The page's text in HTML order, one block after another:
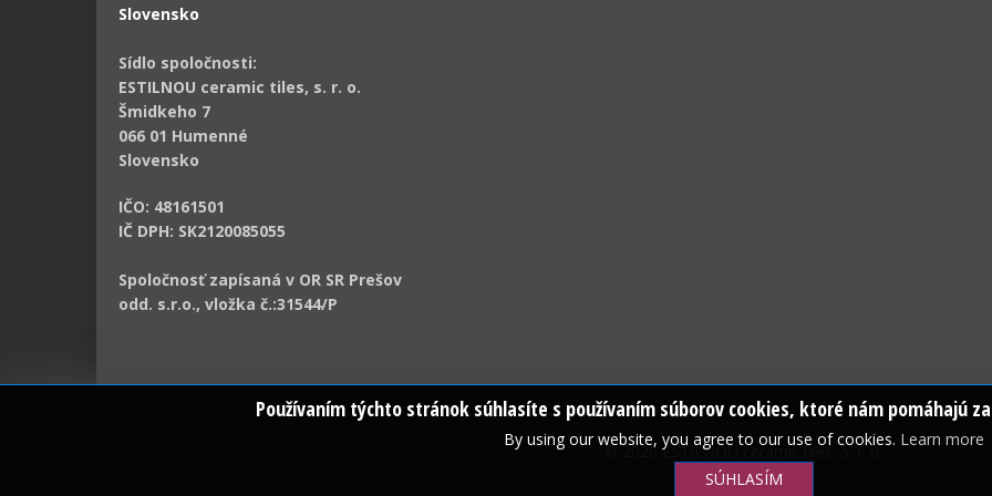
Slovensko
Sídlo spoločnosti:
ESTILNOU ceramic tiles, s. r. o.
Šmidkeho 7
066 01 Humenné
Slovensko
IČO: 48161501
IČ DPH: SK2120085055
Spoločnosť zapísaná v OR SR Prešov
odd. s.r.o., vložka č.:31544/P
© 2020 ESTILNOU ceramic tiles, s. r. o.
Používaním týchto stránok súhlasíte s používaním súborov cookies, ktoré nám pomáhajú
By using our website, you agree to our use of cookies. Learn more
SÚHLASÍM